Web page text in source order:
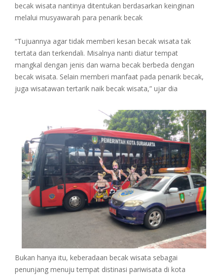
becak wisata nantinya ditentukan berdasarkan keinginan
melalui musyawarah para penarik becak
“Tujuannya agar tidak memberi kesan becak wisata tak
tertata dan terkendali. Misalnya nanti diatur tempat
mangkal dengan jenis dan warna becak berbeda dengan
becak wisata. Selain memberi manfaat pada penarik becak,
juga wisatawan tertarik naik becak wisata,” ujar dia
Bukan hanya itu, keberadaan becak wisata sebagai
penunjang menuju tempat distinasi pariwisata di kota